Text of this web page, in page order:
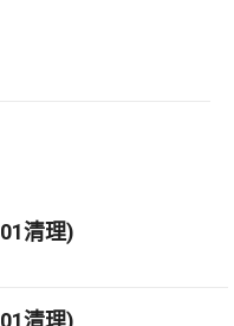
清理)
清理)